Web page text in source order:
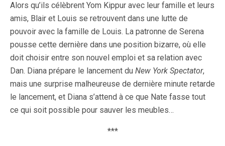
Alors qu’ils célèbrent Yom Kippur avec leur famille et leurs
amis, Blair et Louis se retrouvent dans une lutte de
pouvoir avec la famille de Louis. La patronne de Serena
pousse cette dernière dans une position bizarre, où elle
doit choisir entre son nouvel emploi et sa relation avec
Dan. Diana prépare le lancement du New York Spectator,
mais une surprise malheureuse de dernière minute retarde
le lancement, et Diana s’attend à ce que Nate fasse tout
ce qui soit possible pour sauver les meubles…
***